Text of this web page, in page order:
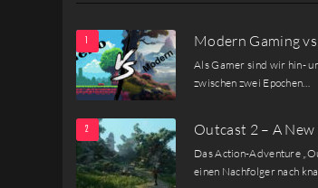
Modern Gaming vs.
Als Gamer sind wir hin-
zwischen zwei Epochen…
Outcast 2 – A New
Das Action-Adventure
einen Nachfolger nach